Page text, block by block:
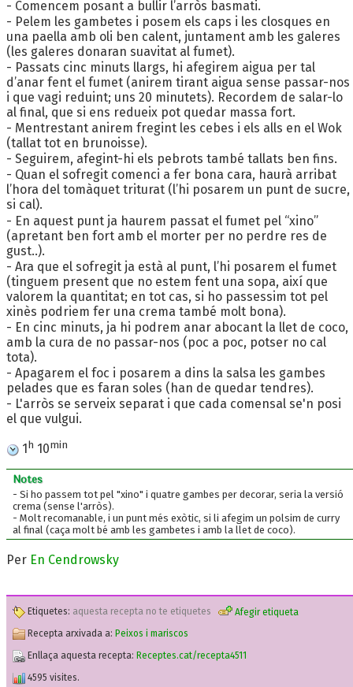
- Comencem posant a bullir l’arròs basmati.
- Pelem les gambetes i posem els caps i les closques en
una paella amb oli ben calent, juntament amb les galeres
(les galeres donaran suavitat al fumet).
- Passats cinc minuts llargs, hi afegirem aigua per tal
d’anar fent el fumet (anirem tirant aigua sense passar-nos
i que vagi reduint; uns 20 minutets). Recordem de salar-lo
al final, que si ens redueix pot quedar massa fort.
- Mentrestant anirem fregint les cebes i els alls en el Wok
(tallat tot en brunoisse).
- Seguirem, afegint-hi els pebrots també tallats ben fins.
- Quan el sofregit comenci a fer bona cara, haurà arribat
l’hora del tomàquet triturat (l’hi posarem un punt de sucre,
si cal).
- En aquest punt ja haurem passat el fumet pel “xino”
(apretant ben fort amb el morter per no perdre res de
gust..).
- Ara que el sofregit ja està al punt, l’hi posarem el fumet
(tinguem present que no estem fent una sopa, així que
valorem la quantitat; en tot cas, si ho passessim tot pel
xinès podriem fer una crema també molt bona).
- En cinc minuts, ja hi podrem anar abocant la llet de coco,
amb la cura de no passar-nos (poc a poc, potser no cal
tota).
- Apagarem el foc i posarem a dins la salsa les gambes
pelades que es faran soles (han de quedar tendres).
- L'arròs se serveix separat i que cada comensal se'n posi
el que vulgui.
1 h 10min
Notes
- Si ho passem tot pel "xino" i quatre gambes per decorar, seria la versió
crema (sense l'arròs).
- Molt recomanable, i un punt més exòtic, si li afegim un polsim de curry
al final (caça molt bé amb les gambetes i amb la llet de coco).
Per En Cendrowsky
Etiquetes: aquesta recepta no te etiquetes
Afegir etiqueta
Recepta arxivada a: Peixos i mariscos
Enllaça aquesta recepta: Receptes.cat/recepta4511
4595 visites.